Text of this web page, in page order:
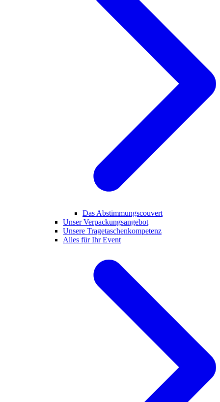
Das Abstimmungscouvert
Unser Verpackungsangebot
Unsere Tragetaschenkompetenz
Alles für Ihr Event